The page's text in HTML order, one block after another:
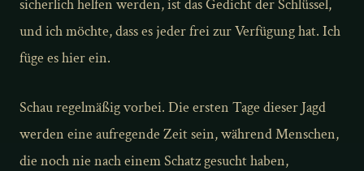
sicherlich helfen werden, ist das Gedicht der Schlüssel,
und ich möchte, dass es jeder frei zur Verfügung hat. Ich
füge es hier ein.
Schau regelmäßig vorbei. Die ersten Tage dieser Jagd
werden eine aufregende Zeit sein, während Menschen,
die noch nie nach einem Schatz gesucht haben,